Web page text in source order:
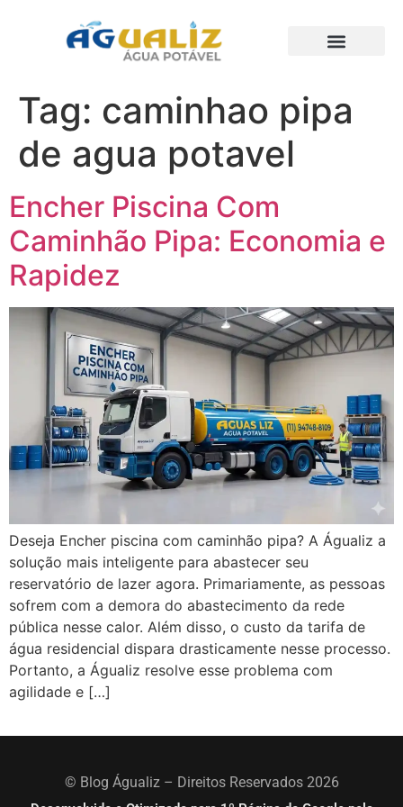
Tag: caminhao pipa
de agua potavel
Encher Piscina Com
Caminhão Pipa: Economia e
Rapidez
Deseja Encher piscina com caminhão pipa? A Águaliz a
solução mais inteligente para abastecer seu
reservatório de lazer agora. Primariamente, as pessoas
sofrem com a demora do abastecimento da rede
pública nesse calor. Além disso, o custo da tarifa de
água residencial dispara drasticamente nesse processo.
Portanto, a Águaliz resolve esse problema com
agilidade e […]
© Blog Águaliz – Direitos Reservados 2026